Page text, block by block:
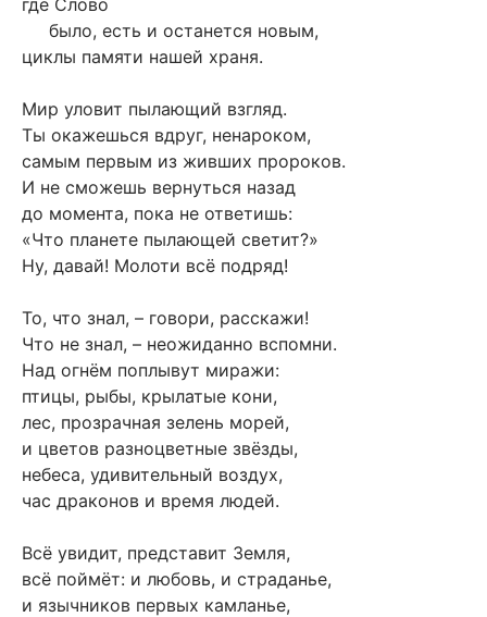
где Слово
было, есть и останется новым,
циклы памяти нашей храня.
Мир уловит пылающий взгляд.
Ты окажешься вдруг, ненароком,
самым первым из живших пророков.
И не сможешь вернуться назад
до момента, пока не ответишь:
«Что планете пылающей светит?»
Ну, давай! Молоти всё подряд!
То, что знал, – говори, расскажи!
Что не знал, – неожиданно вспомни.
Над огнём поплывут миражи:
птицы, рыбы, крылатые кони,
лес, прозрачная зелень морей,
и цветов разноцветные звёзды,
небеса, удивительный воздух,
час драконов и время людей.
Всё увидит, представит Земля,
всё поймёт: и любовь, и страданье,
и язычников первых камланье,